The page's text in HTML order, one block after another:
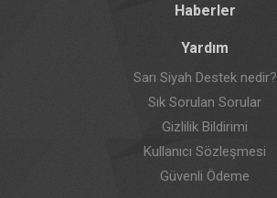
Haberler
Yardım
Sarı Siyah Destek nedir?
Sık Sorulan Sorular
Gizlilik Bildirimi
Kullanıcı Sözleşmesi
Güvenli Ödeme